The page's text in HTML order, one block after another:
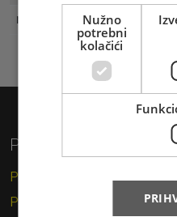
Naklada
Privatni korisnici
Pismo
Paket
Nužno
potrebni
kolačići